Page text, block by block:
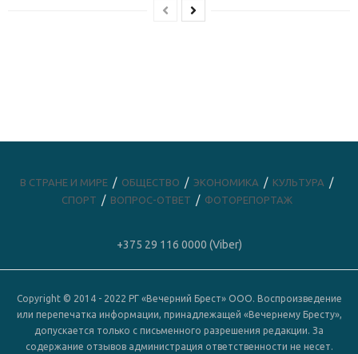
В СТРАНЕ И МИРЕ ОБЩЕСТВО ЭКОНОМИКА
КУЛЬТУРА
СПОРТ
ВОПРОС-ОТВЕТ ФОТОРЕПОРТАЖ
+375 29 116 0000 (Viber)
Copyright © 2014 - 2022 РГ «Вечерний Брест» ООО. Воспроизведение
или перепечатка информации, принадлежащей «Вечернему Бресту»,
допускается только с письменного разрешения редакции. За
содержание отзывов администрация ответственности не несет.